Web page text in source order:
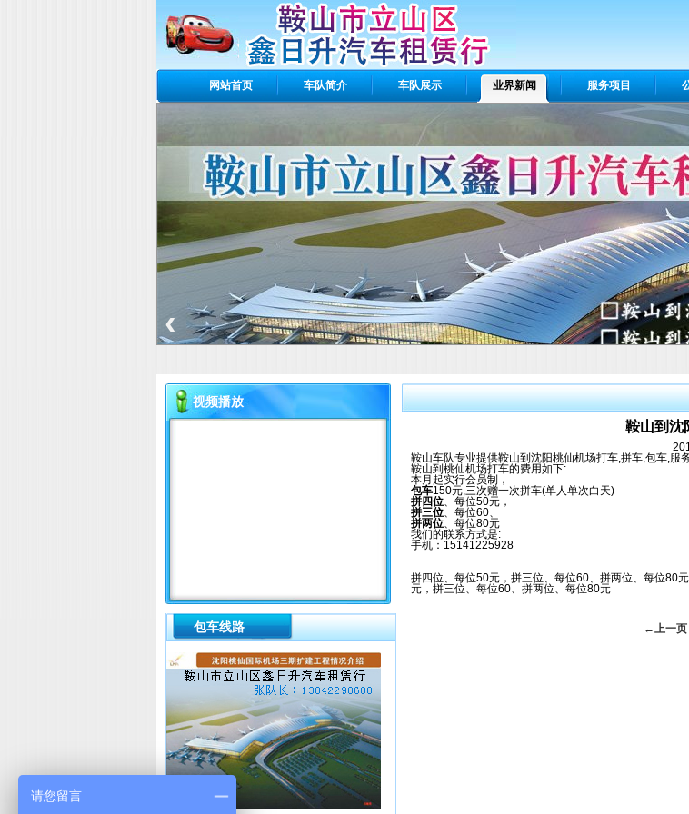
网站首页 车队简介 车队展示 业界新闻 服务项目
Banner区
‹
视频播放
包车线路
鞍山到沈
鞍山车队专业提供鞍山到沈阳桃仙机场打车,拼车,包车,服
鞍山到桃仙机场打车的费用如下:
本月起实行会员制，
包车150元,三次赠一次拼车(单人单次白天)
拼四位、每位50元，
拼三位、每位60、
拼两位、每位80元
我们的联系方式是:
手机：15141225928
拼四位、每位50元，拼三位、每位60、拼两位、每位80
元，拼三位、每位60、拼两位、每位80元
←上一页
请您留言